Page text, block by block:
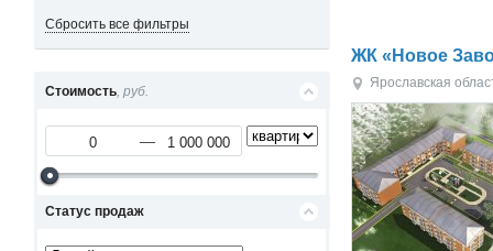
Сбросить все фильтры
Стоимость, руб.
Статус продаж
ЖК «Новое
Ярославская